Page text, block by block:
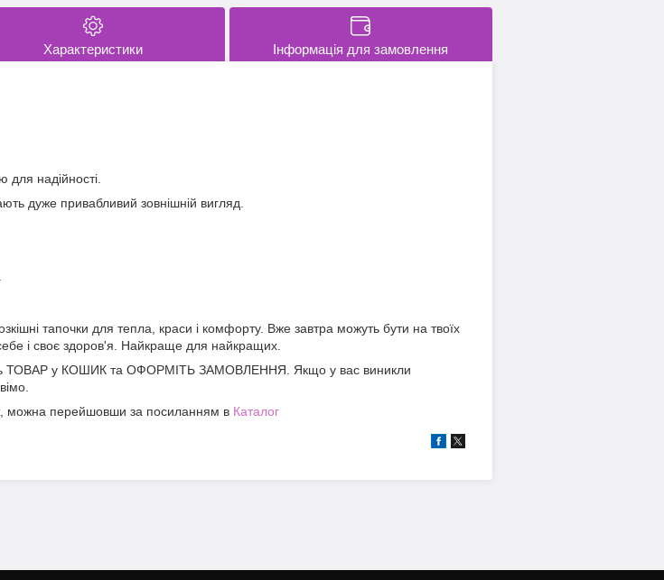
Характеристики Інформація для замовлення
для надійності.
дуже привабливий зовнішній вигляд.
тапочки для тепла, краси і комфорту. Вже завтра можуть бути на твоїх
і своє здоров'я. Найкраще для найкращих.
ТОВАР у КОШИК та ОФОРМІТЬ ЗАМОВЛЕННЯ. Якщо у вас виникли
можна перейшовши за посиланням в Каталог